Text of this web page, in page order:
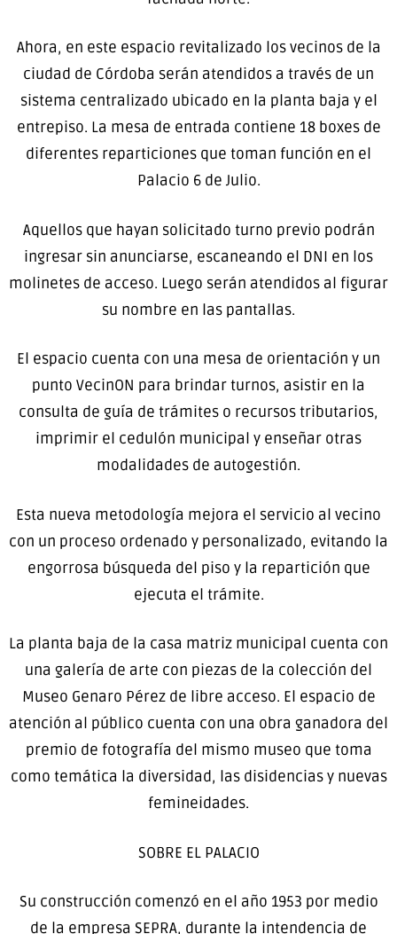
Ahora, en este espacio revitalizado los vecinos de la
ciudad de Córdoba serán atendidos a través de un
sistema centralizado ubicado en la planta baja y el
entrepiso. La mesa de entrada contiene 18 boxes de
diferentes reparticiones que toman función en el
Palacio 6 de Julio.
Aquellos que hayan solicitado turno previo podrán
ingresar sin anunciarse, escaneando el DNI en los
molinetes de acceso. Luego serán atendidos al figurar
su nombre en las pantallas.
El espacio cuenta con una mesa de orientación y un
punto VecinON para brindar turnos, asistir en la
consulta de guía de trámites o recursos tributarios,
imprimir el cedulón municipal y enseñar otras
modalidades de autogestión.
Esta nueva metodología mejora el servicio al vecino
con un proceso ordenado y personalizado, evitando la
engorrosa búsqueda del piso y la repartición que
ejecuta el trámite.
La planta baja de la casa matriz municipal cuenta con
una galería de arte con piezas de la colección del
Museo Genaro Pérez de libre acceso. El espacio de
atención al público cuenta con una obra ganadora del
premio de fotografía del mismo museo que toma
como temática la diversidad, las disidencias y nuevas
femineidades.
SOBRE EL PALACIO
Su construcción comenzó en el año 1953 por medio
de la empresa SEPRA, durante la intendencia de